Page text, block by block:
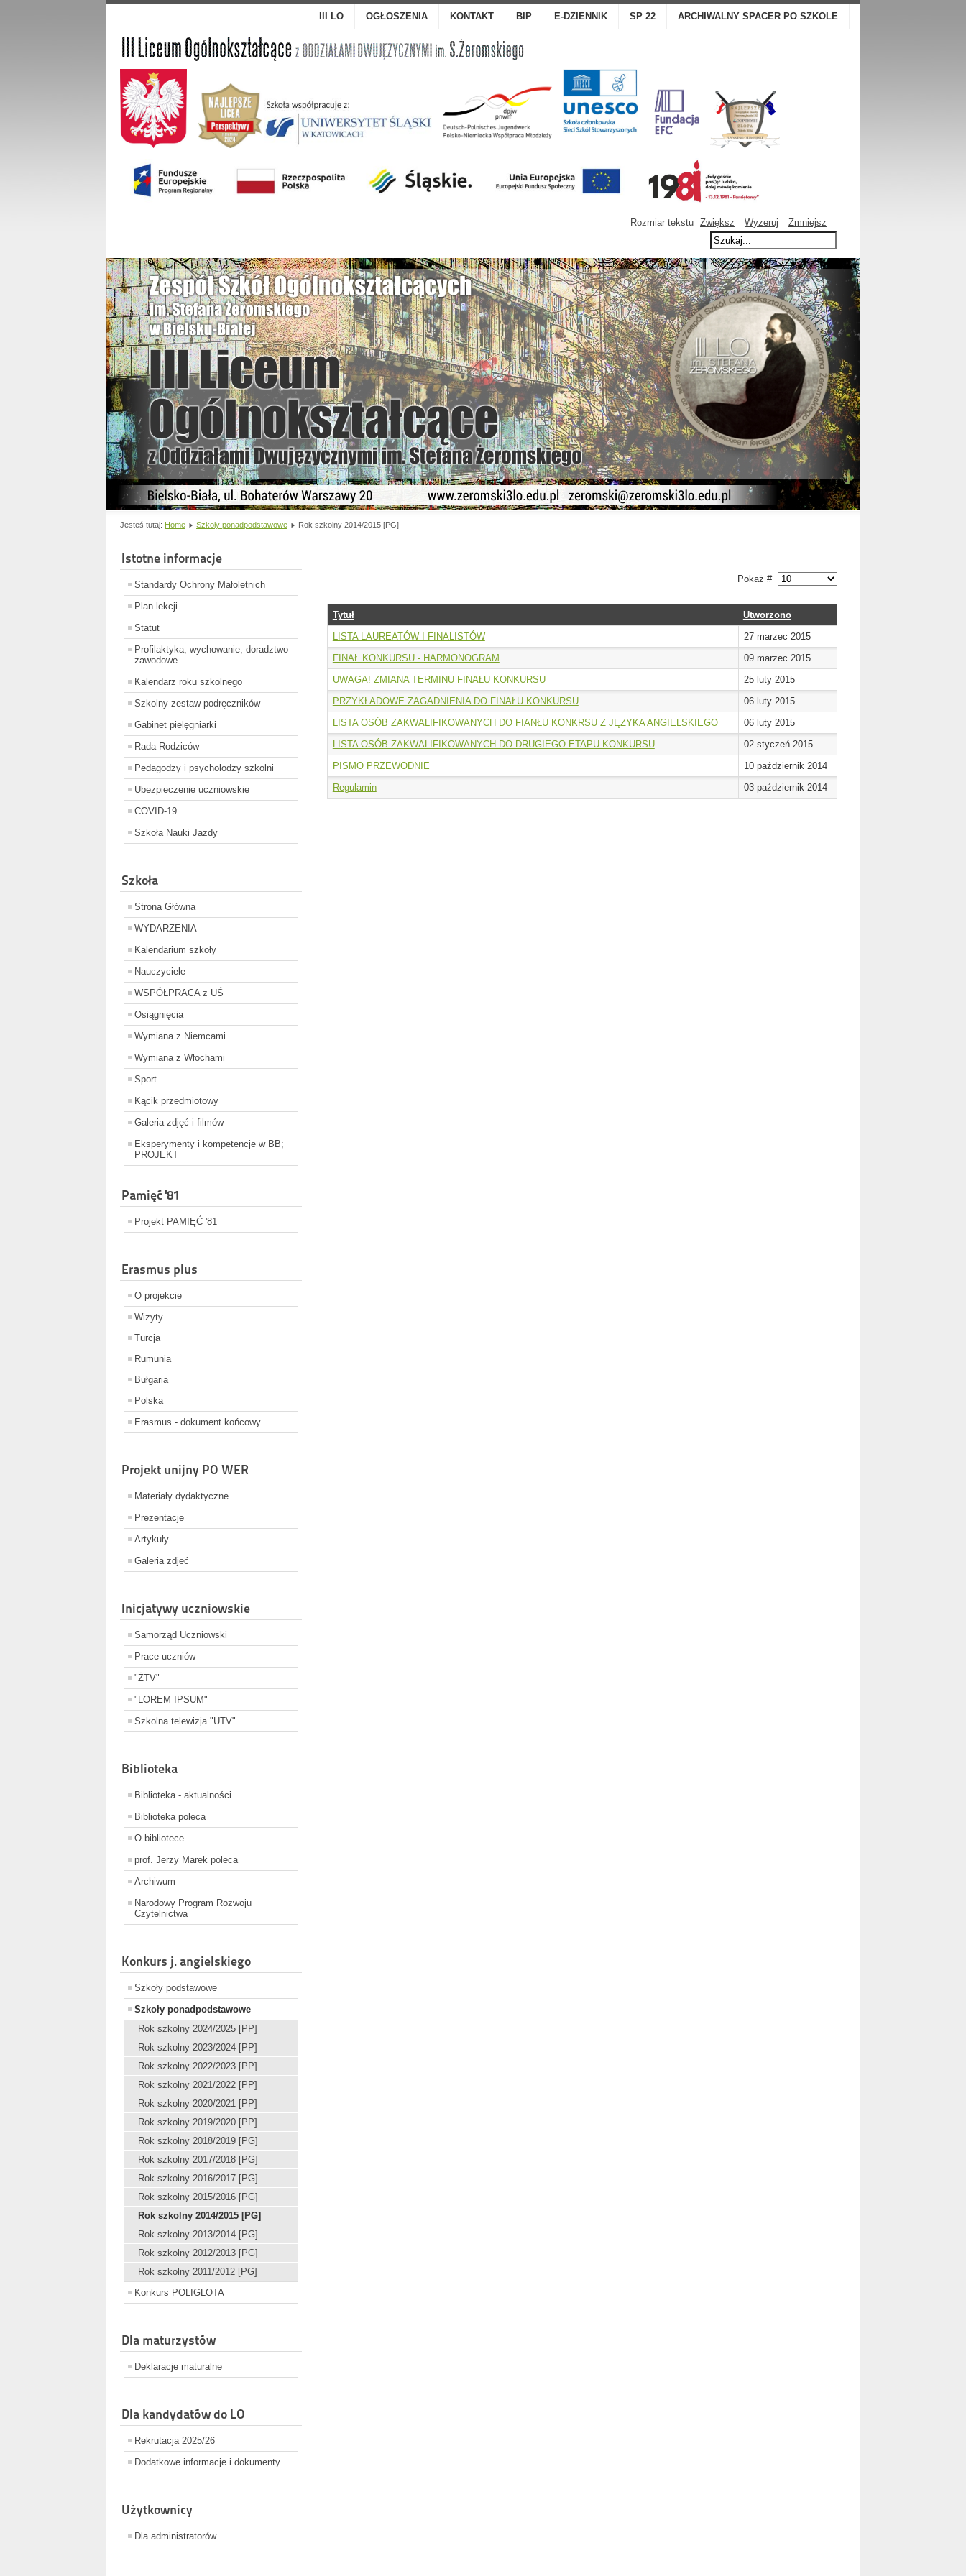
III LO OGŁOSZENIA KONTAKT BIP E-DZIENNIK SP 22 ARCHIWALNY SPACER PO SZKOLE
Rozmiar tekstu Zwiększ Wyzeruj Zmniejsz
Jesteś tutaj: Home Szkoły ponadpodstawowe Rok szkolny 2014/2015 [PG]
Istotne informacje
Standardy Ochrony Małoletnich
Plan lekcji
Statut
Profilaktyka, wychowanie, doradztwo
zawodowe
Kalendarz roku szkolnego
Szkolny zestaw podręczników
Gabinet pielęgniarki
Rada Rodziców
Pedagodzy i psycholodzy szkolni
Ubezpieczenie uczniowskie
COVID-19
Szkoła Nauki Jazdy
Szkoła
Strona Główna
WYDARZENIA
Kalendarium szkoły
Nauczyciele
WSPÓŁPRACA z UŚ
Osiągnięcia
Wymiana z Niemcami
Wymiana z Włochami
Sport
Kącik przedmiotowy
Galeria zdjęć i filmów
Eksperymenty i kompetencje w BB;
PROJEKT
Pamięć '81
Projekt PAMIĘĆ '81
Erasmus plus
O projekcie
Wizyty
Turcja
Rumunia
Bułgaria
Polska
Erasmus - dokument końcowy
Projekt unijny PO WER
Materiały dydaktyczne
Prezentacje
Artykuły
Galeria zdjeć
Inicjatywy uczniowskie
Samorząd Uczniowski
Prace uczniów
"ŻTV"
"LOREM IPSUM"
Szkolna telewizja "UTV"
Biblioteka
Biblioteka - aktualności
Biblioteka poleca
O bibliotece
prof. Jerzy Marek poleca
Archiwum
Narodowy Program Rozwoju
Czytelnictwa
Konkurs j. angielskiego
Szkoły podstawowe
Szkoły ponadpodstawowe
Rok szkolny 2024/2025 [PP]
Rok szkolny 2023/2024 [PP]
Rok szkolny 2022/2023 [PP]
Rok szkolny 2021/2022 [PP]
Rok szkolny 2020/2021 [PP]
Rok szkolny 2019/2020 [PP]
Rok szkolny 2018/2019 [PG]
Rok szkolny 2017/2018 [PG]
Rok szkolny 2016/2017 [PG]
Rok szkolny 2015/2016 [PG]
Rok szkolny 2014/2015 [PG]
Rok szkolny 2013/2014 [PG]
Rok szkolny 2012/2013 [PG]
Rok szkolny 2011/2012 [PG]
Konkurs POLIGLOTA
Dla maturzystów
Deklaracje maturalne
Dla kandydatów do LO
Rekrutacja 2025/26
Dodatkowe informacje i dokumenty
Użytkownicy
Dla administratorów
Pokaż #
Tytuł
Utworzono
LISTA LAUREATÓW I FINALISTÓW
27 marzec 2015
FINAŁ KONKURSU - HARMONOGRAM
09 marzec 2015
UWAGA! ZMIANA TERMINU FINAŁU KONKURSU
25 luty 2015
PRZYKŁADOWE ZAGADNIENIA DO FINAŁU KONKURSU
06 luty 2015
LISTA OSÓB ZAKWALIFIKOWANYCH DO FIANŁU KONKRSU Z JĘZYKA ANGIELSKIEGO
06 luty 2015
LISTA OSÓB ZAKWALIFIKOWANYCH DO DRUGIEGO ETAPU KONKURSU
02 styczeń 2015
PISMO PRZEWODNIE
10 październik 2014
Regulamin
03 październik 2014